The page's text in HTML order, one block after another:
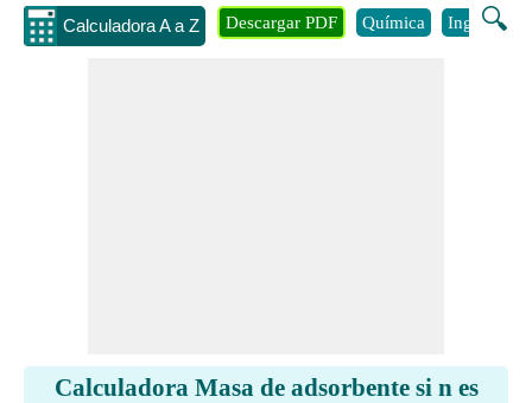
Calculadora A a Z 🔍
Descargar PDF Química Ingenieria
Calculadora Masa de adsorbente si n es